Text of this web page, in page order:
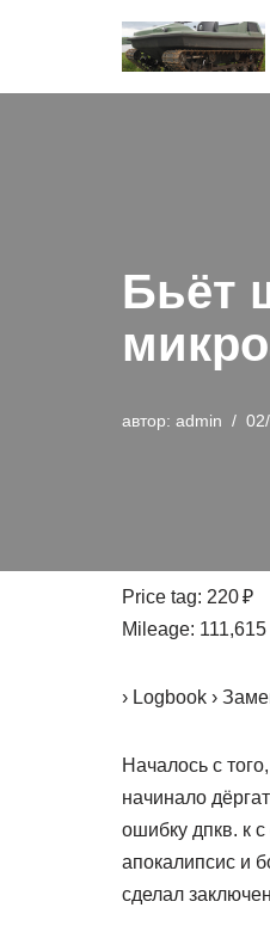
к
Бьёт
автор: admin
Price tag: 220 ₽
Mileage:
› Logbook ›
Началось с
начинало
ошибку дпкв. к
апокалипсис и
сделал